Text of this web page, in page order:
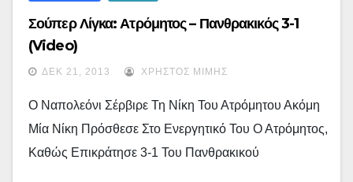
Σούπερ Λίγκα: Ατρόμητος – Πανθρακικός 3-1
(video)
ΔΕΚ 21, 2013 ΧΡΉΣΤΟΣ ΜΊΜΗΣ
Ο Ναπολεόνι Σέρβιρε Τη Νίκη Του Ατρόμητου Ακόμη
Μία Νίκη Πρόσθεσε Στο Ενεργητικό Του Ο Ατρόμητος,
Καθώς Επικράτησε 3-1 Του Πανθρακικού